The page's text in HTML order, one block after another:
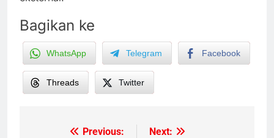
Bagikan ke
WhatsApp Telegram Facebook
Threads Twitter
Previous:
Next: